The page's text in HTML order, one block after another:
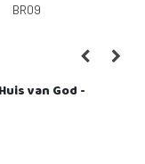
BR09
van God -